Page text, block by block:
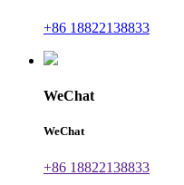
+86 18822138833
WeChat
WeChat
+86 18822138833